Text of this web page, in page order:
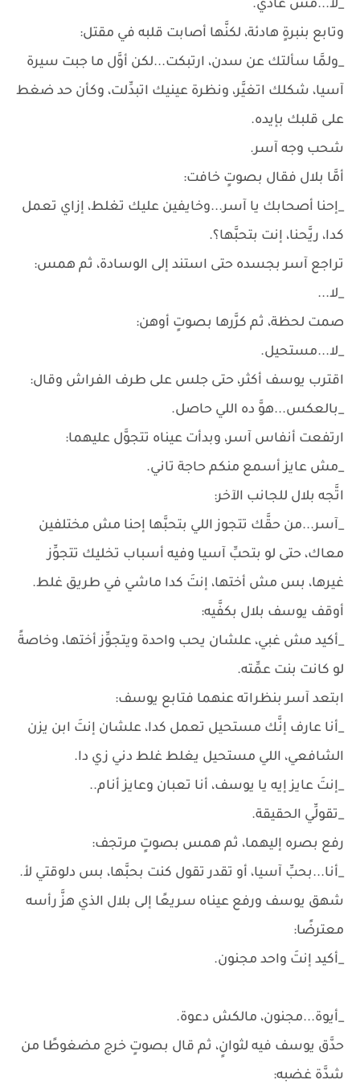
_لا...مش عادي.
وتابع بنبرةٍ هادئة، لكنَّها أصابت قلبه في مقتل:
_ولمَّا سألتك عن سدن، ارتبكت...لكن أوَّل ما جبت سيرة
آسيا، شكلك اتغيَّر، ونظرة عينيك اتبدِّلت، وكأن حد ضغط
على قلبك بإيده.
شحب وجه آسر.
أمَّا بلال فقال بصوتٍ خافت:
_إحنا أصحابك يا آسر...وخايفين عليك تغلط، إزاي تعمل
كدا، ريَّحنا، إنت بتحبَّها؟.
تراجع آسر بجسده حتى استند إلى الوسادة، ثم همس:
_لا...
صمت لحظة، ثم كرَّرها بصوتٍ أوهن:
_لا...مستحيل.
اقترب يوسف أكثر، حتى جلس على طرف الفراش وقال:
_بالعكس...هوَّ ده اللي حاصل.
ارتفعت أنفاس آسر، وبدأت عيناه تتجوَّل عليهما:
_مش عايز أسمع منكم حاجة تاني.
اتَّجه بلال للجانب الآخر:
_آسر...من حقَّك تتجوز اللي بتحبَّها إحنا مش مختلفين
معاك، حتى لو بتحبِّ آسيا وفيه أسباب تخليك تتجوِّز
غيرها، بس مش أختها، إنتَ كدا ماشي في طريق غلط.
أوقف يوسف بلال بكفَّيه:
_أكيد مش غبي، علشان يحب واحدة ويتجوِّز أختها، وخاصةً
لو كانت بنت عمِّته.
ابتعد آسر بنظراته عنهما فتابع يوسف:
_أنا عارف إنَّك مستحيل تعمل كدا، علشان إنتَ ابن يزن
الشافعي، اللي مستحيل يغلط غلط دني زي دا.
_إنتَ عايز إيه يا يوسف، أنا تعبان وعايز أنام..
_تقولِّي الحقيقة.
رفع بصره إليهما، ثم همس بصوتٍ مرتجف:
_أنا...بحبِّ آسيا، أو تقدر تقول كنت بحبَّها، بس دلوقتي لأ.
شهق يوسف ورفع عيناه سريعًا إلى بلال الذي هزَّ رأسه
معترضًا:
_أكيد إنتَ واحد مجنون.
_أيوة...مجنون، مالكش دعوة.
حدَّق يوسف فيه لثوانٍ، ثم قال بصوتٍ خرج مضغوطًا من
شدَّة غضبه: